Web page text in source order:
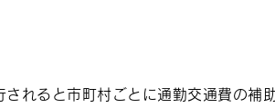
れると市町村ごとに通勤交通費の補